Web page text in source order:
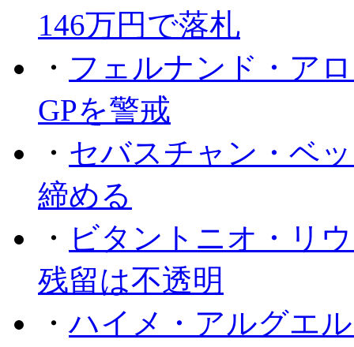
146万円で落札
・ フェルナンド・ア
GPを警戒
・ セバスチャン・ベ
締める
・ ビタントニオ・リ
残留は不透明
・ハイメ・アルグエ